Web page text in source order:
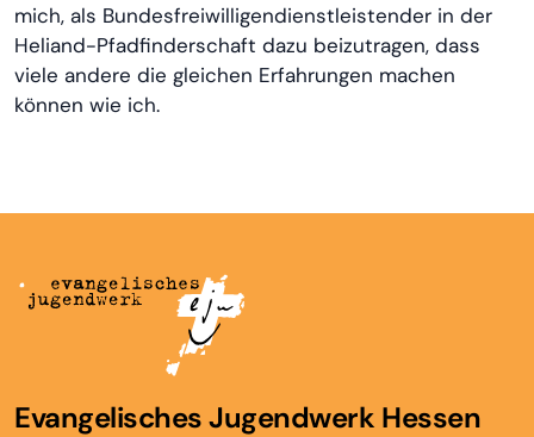
mich, als Bundesfreiwilligendienstleistender in der
Heliand-Pfadfinderschaft dazu beizutragen, dass
viele andere die gleichen Erfahrungen machen
können wie ich.
Evangelisches Jugendwerk Hessen